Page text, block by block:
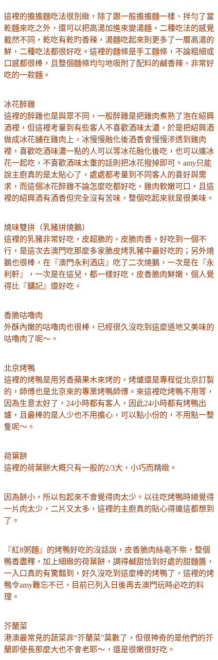
這裡的擔擔麵吃法很別緻，除了跟一般擔擔麵一樣、拌勻了當
乾麵來吃之外，還可以把高湯加進來變湯麵，二種吃法的感覺
截然不同，乾吃有乾旳香辣，湯麵吃起來則更多了一層高湯的
鮮，二種吃法都很好吃。這裡的麵條是手工麵條，不論粗細或
口感都很棒，且整個麵條均勻地吸附了配料的鹹香辣，非常好
吃的一款麵。
冰花醉雞
這裡的醉雞也是與眾不同，一般醉雞是把雞肉煮熟了泡在紹興
酒裡，但這裡考量到有些客人不喜歡酒味太濃，於是把紹興酒
做成冰花舖在雞肉上，冰慢慢融化後酒香會慢慢滲透到雞肉
裡，喜歡吃酒味濃一點的人可以等冰花融化後吃，也可以連冰
花一起吃，不喜歡酒味太重的話則把冰花撥掉即可。amy只能
說主廚真的是太貼心了，處處都考量到不同客人的喜好與需
求，而這個冰花醉雞不論怎麼吃都好吃，雞肉軟嫩可口，且這
裡的紹興酒有酒香但完全沒有苦味，整個吃起來就是很美味。
燒味雙拼（乳豬拼燒鵝）
這裡的乳豬非常好吃，皮超脆的，皮脆肉香，好吃到一個不
行，是這次去澳門吃那麼多家脆皮烤乳豬中最好吃的；另外燒
鵝也很棒，在 『澳門永利酒店』吃了二次燒鵝，一次是在 『永
利軒』，一次是在這兒，都一樣好吃，皮香脆肉鮮嫩，個人覺
得比 『鏞記』還好吃。
香脆咕嚕肉
外酥內嫩的咕嚕肉也很棒，已經很久沒吃到這麼道地又美味的
咕嚕肉了呢～。
北京烤鴨
這裡的烤鴨是用芳香蘋果木來烤的，烤爐還是專程從北京訂製
的，師傅也是北京來的專業烤鴨師傅。來這裡吃烤鴨不用等，
因為生意太好了，24小時都有客人，因此24小時都有烤鴨出
爐，且最棒的是人少也不用擔心，可以點小份的，不用點一整
隻呢～。
荷葉餅
這裡的荷葉餅大概只有一般的2/3大，小巧而精緻。
因為餅小，所以包起來不會覺得肉太少。以往吃烤鴨時總覺得
一片肉太少，二片又太多，這裡的主廚真的貼心得連這都想到
了。
『紅8粥麵』的烤鴨好吃的沒話說，皮香脆肉絲亳不柴，整個
鴨香盡釋，加上細緻的荷葉餅，調得鹹甜恰到好處的甜麵醬，
一入口真的有驚豔到，好久沒吃到這麼棒的烤鴨了，這裡的烤
鴨令amy難忘不已，目前已列入日後再去澳門玩時必吃的料
理。
芥蘭菜
港澳最常見的蔬菜非“芥蘭菜”莫數了，但很神奇的是他們的芥
蘭即使長那麼大也不會老耶～，還是很嫩很好吃。